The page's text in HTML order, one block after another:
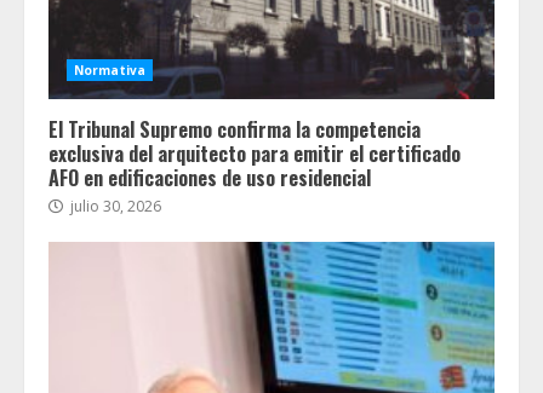
Normativa
El Tribunal Supremo confirma la competencia
exclusiva del arquitecto para emitir el certificado
AFO en edificaciones de uso residencial
julio 30, 2026